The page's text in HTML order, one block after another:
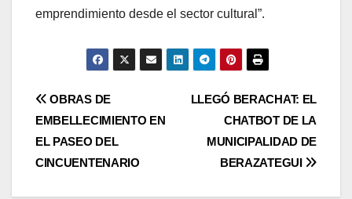
emprendimiento desde el sector cultural”.
Post
navigation
LLEGÓ BERACHAT: EL
CHATBOT DE LA
MUNICIPALIDAD DE
BERAZATEGUI
OBRAS DE
EMBELLECIMIENTO EN
EL PASEO DEL
CINCUENTENARIO